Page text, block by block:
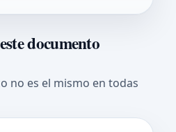
documento
no es el mismo en todas